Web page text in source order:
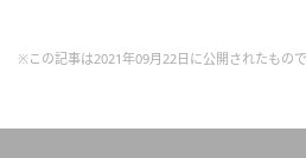
※この記事は2021年09月22日に公開されたもの